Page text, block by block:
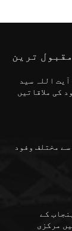
مقبول ترین
اللہ سید
کی ملاقاتیں
مختلف وفود
کے
مرکزی